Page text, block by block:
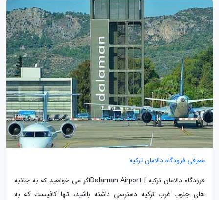
معرفی فرودگاه دالامان ترکیه
فرودگاه دالامان ترکیه | Dalaman Airportاگر می خواهید که به جاذبه
های جنوب غرب ترکیه دسترسی داشته باشید، تنها کافیست که به